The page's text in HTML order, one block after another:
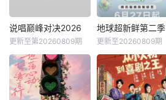
说唱巅峰对决2026
更新至第20260809期
地球超新鲜第二季
更新至20260809期